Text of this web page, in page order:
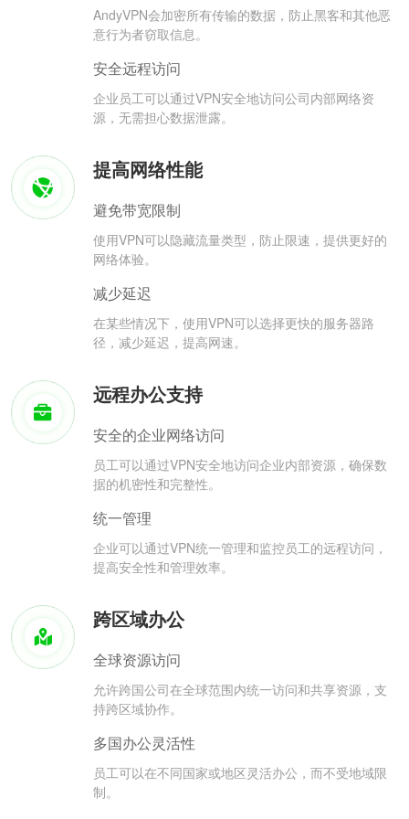
AndyVPN会加密所有传输的数据，防止黑客和其他恶
意行为者窃取信息。
安全远程访问
企业员工可以通过VPN安全地访问公司内部网络资
源，无需担心数据泄露。
提高网络性能
避免带宽限制
使用VPN可以隐藏流量类型，防止限速，提供更好的
网络体验。
减少延迟
在某些情况下，使用VPN可以选择更快的服务器路
径，减少延迟，提高网速。
远程办公支持
安全的企业网络访问
员工可以通过VPN安全地访问企业内部资源，确保数
据的机密性和完整性。
统一管理
企业可以通过VPN统一管理和监控员工的远程访问，
提高安全性和管理效率。
跨区域办公
全球资源访问
允许跨国公司在全球范围内统一访问和共享资源，支
持跨区域协作。
多国办公灵活性
员工可以在不同国家或地区灵活办公，而不受地域限
制。